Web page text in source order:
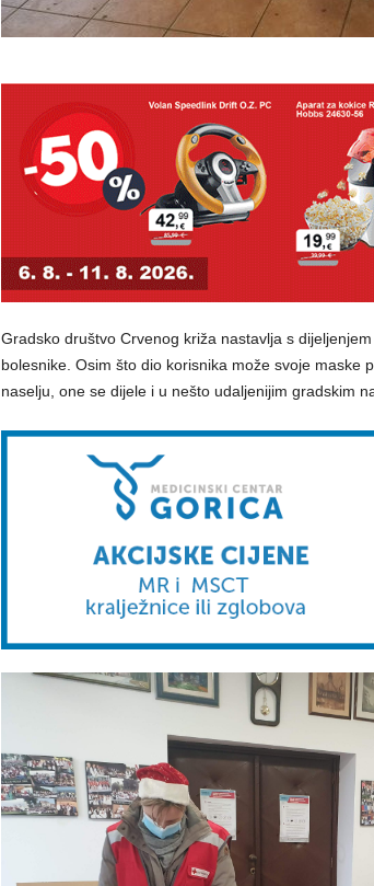
Gradsko društvo Crvenog križa nastavlja s
bolesnike. Osim što dio korisnika može svoje maske
naselju, one se dijele i u nešto udaljenijim gradskim